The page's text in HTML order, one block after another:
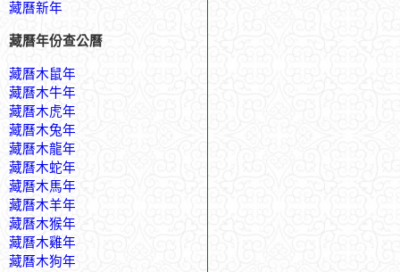
藏曆新年
藏曆年份查公曆
藏曆木鼠年
藏曆木牛年
藏曆木虎年
藏曆木兔年
藏曆木龍年
藏曆木蛇年
藏曆木馬年
藏曆木羊年
藏曆木猴年
藏曆木雞年
藏曆木狗年